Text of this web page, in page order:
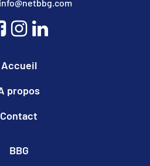
Accueil
propos
Contact
BBG